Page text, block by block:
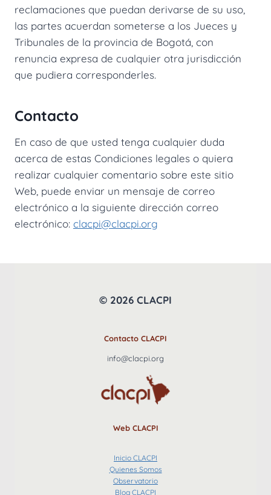
reclamaciones que puedan derivarse de su uso,
las partes acuerdan someterse a los Jueces y
Tribunales de la provincia de Bogotá, con
renuncia expresa de cualquier otra jurisdicción
que pudiera corresponderles.
Contacto
En caso de que usted tenga cualquier duda
acerca de estas Condiciones legales o quiera
realizar cualquier comentario sobre este sitio
Web, puede enviar un mensaje de correo
electrónico a la siguiente dirección correo
electrónico: clacpi@clacpi.org
© 2026 CLACPI
Contacto CLACPI
info@clacpi.org
Web CLACPI
Inicio CLACPI
Quienes Somos
Observatorio
Blog CLACPI